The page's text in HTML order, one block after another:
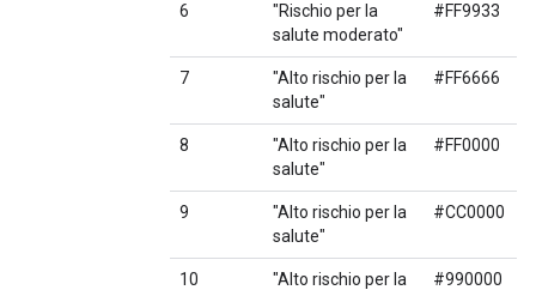
6
"Rischio per la
salute moderato"
#FF9933
7
"Alto rischio per la
salute"
#FF6666
8
"Alto rischio per la
salute"
#FF0000
9
"Alto rischio per la
salute"
#CC0000
10
"Alto rischio per la
#990000